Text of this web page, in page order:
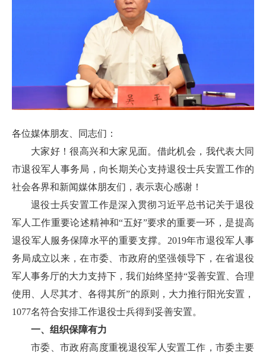
各位媒体朋友、同志们：
大家好！很高兴和大家见面。借此机会，我代表大同
市退役军人事务局，向长期关心支持退役士兵安置工作的
社会各界和新闻媒体朋友们，表示衷心感谢！
退役士兵安置工作是深入贯彻习近平总书记关于退役
军人工作重要论述精神和“五好”要求的重要一环，是提高
退役军人服务保障水平的重要支撑。2019年市退役军人事
务局成立以来，在市委、市政府的坚强领导下，在省退役
军人事务厅的大力支持下，我们始终坚持“妥善安置、合理
使用、人尽其才、各得其所”的原则，大力推行阳光安置，
1077名符合安排工作退役士兵得到妥善安置。
一、组织保障有力
市委、市政府高度重视退役军人安置工作，市委主要